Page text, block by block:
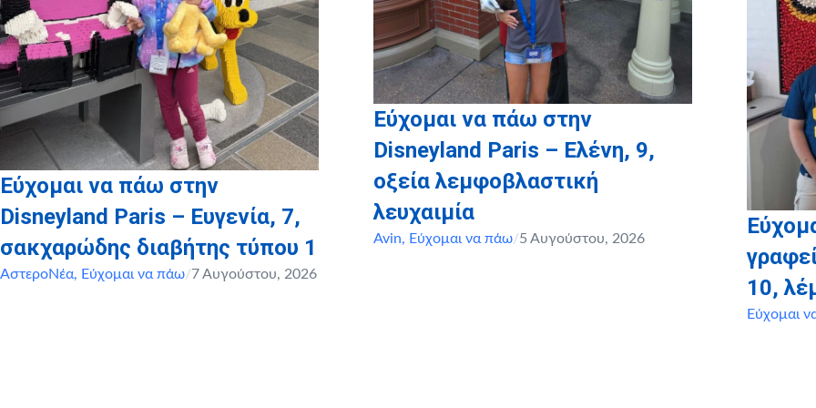
Εύχομαι να πάω στην
Disneyland Paris – Ευγενία, 7,
σακχαρώδης διαβήτης τύπου 1
ΑστεροΝέα, Εύχομαι να πάω/7 Αυγούστου, 2026
Εύχομαι να πάω στην
Disneyland Paris – Ελένη, 9,
οξεία λεμφοβλαστική
λευχαιμία
Avin, Εύχομαι να πάω/5 Αυγούστου, 2026
10,
Εύχομαι